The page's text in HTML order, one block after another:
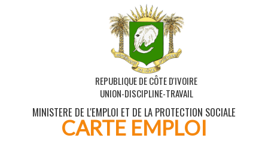
REPUBLIQUE DE CÔTE D'IVOIRE
UNION-DISCIPLINE-TRAVAIL
MINISTERE DE L'EMPLOI ET DE LA PROTECTION SOCIALE
CARTE EMPLOI